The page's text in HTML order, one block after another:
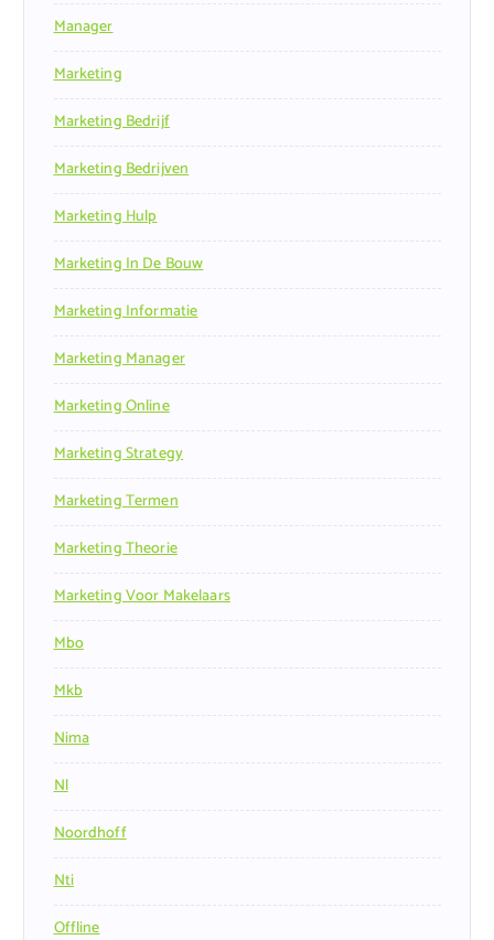
Manager
Marketing
Marketing Bedrijf
Marketing Bedrijven
Marketing Hulp
Marketing In De Bouw
Marketing Informatie
Marketing Manager
Marketing Online
Marketing Strategy
Marketing Termen
Marketing Theorie
Marketing Voor Makelaars
Mbo
Mkb
Nima
Nl
Noordhoff
Nti
Offline